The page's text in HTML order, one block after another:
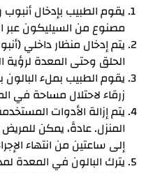
يقوم الطبيب بإدخال
مصنوع من السيليكون عبر
يتم إدخال منظار داخلي
الحلق وحتى المعدة لرؤية
يقوم الطبيب بملء
زرقاء لاحتلال مساحة في
يتم إزالة الأدوات
المنزل. عادةً، يمكن
إلى ساعتين من انتهاء
يترك البالون في المعدة